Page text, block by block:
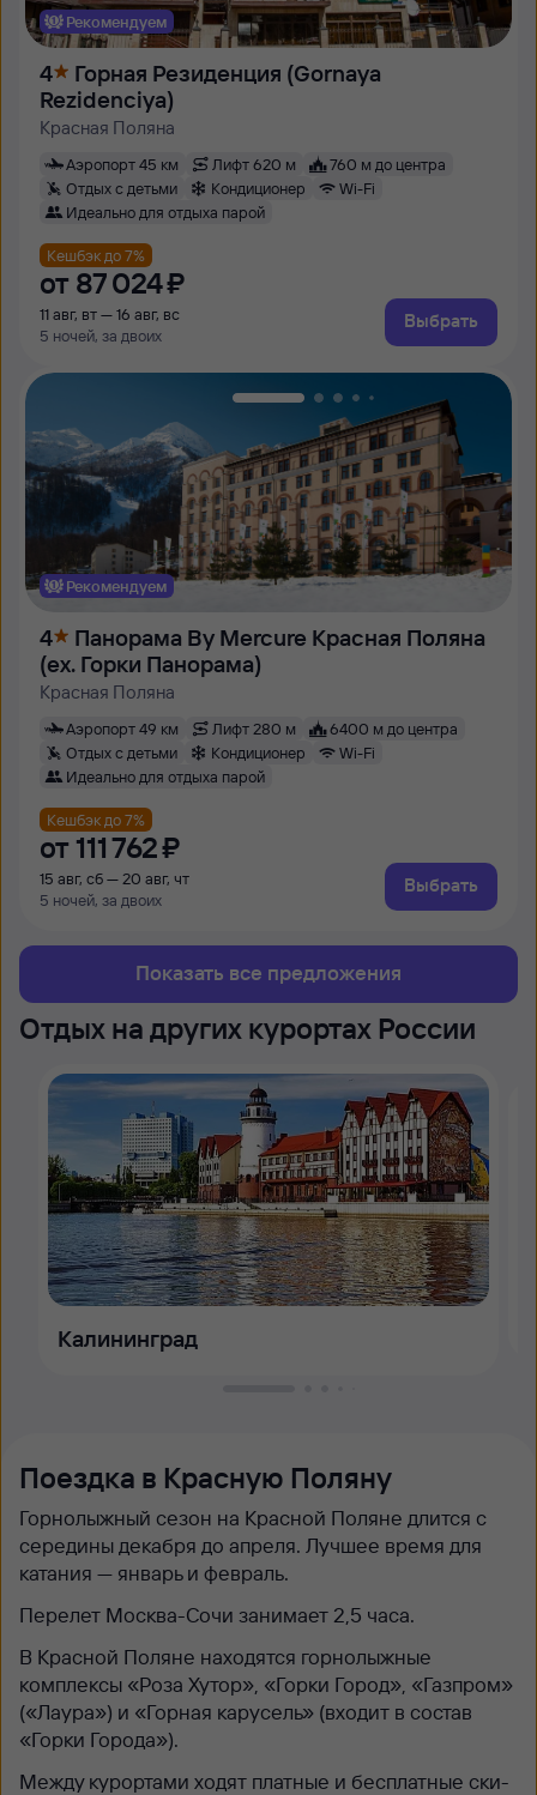
Рекомендуем
4
Горная Резиденция (Gornaya
Rezidenciya)
Красная Поляна
Аэропорт 45 км Лифт 620 м
760 м до центра
Отдых с детьми
Кондиционер
Wi-Fi
Идеально для отдыха парой
Кешбэк до 7%
от 87 ⁠024 ⁠₽
11 авг, вт — 16 авг, вс
5 ночей, за двоих
Выбрать
Рекомендуем
4
Панорама By Mercure Красная Поляна
(ex. Горки Панорама)
Красная Поляна
Аэропорт 49 км Лифт 280 м
6400 м до центра
Отдых с детьми
Кондиционер
Wi-Fi
Идеально для отдыха парой
Кешбэк до 7%
от 111 ⁠762 ⁠₽
15 авг, сб — 20 авг, чт
5 ночей, за двоих
Выбрать
Показать все предложения
Отдых на других курортах России
Калининград
Поездка в Красную Поляну
Горнолыжный сезон на Красной Поляне длится с
середины декабря до апреля. Лучшее время для
катания — январь и февраль.
Перелет Москва-Сочи занимает 2,5 часа.
В Красной Поляне находятся горнолыжные
комплексы «Роза Хутор», «Горки Город», «Газпром»
(«Лаура») и «Горная карусель» (входит в состав
«Горки Города»).
Между курортами ходят платные и бесплатные ски-